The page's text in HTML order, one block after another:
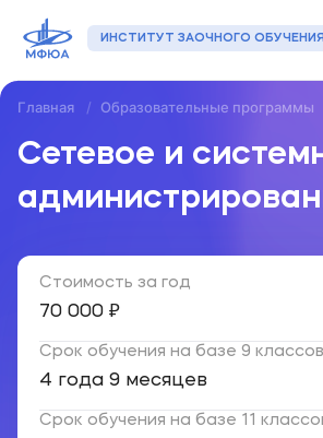
ИНСТИТУТ ЗАОЧНОГО ОБУЧЕНИЯ
Новости
+7 (495) 133-72-00
Главная Образовательные программы
Сетевое и
Стоимость за год
70 000 ₽
Срок обучения на базе 9 классов
4 года 9 месяцев
Срок обучения на базе 11